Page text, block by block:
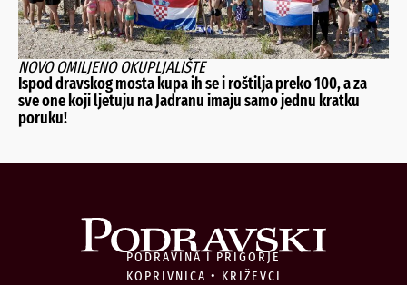
NOVO OMILJENO OKUPLJALIŠTE
Ispod dravskog mosta kupa ih se i roštilja preko 100, a za
sve one koji ljetuju na Jadranu imaju samo jednu kratku
poruku!
PODRAVINA I PRIGORJE
KOPRIVNICA • KRIŽEVCI